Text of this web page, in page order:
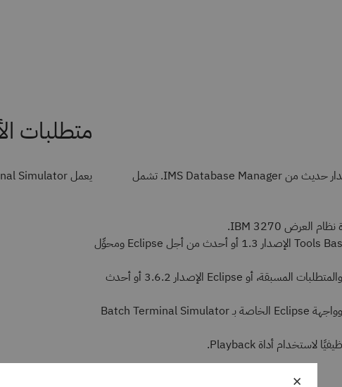
يتطلب IMS Batch Terminal Simulator وجود إصدار حديث من IMS Database Manager. تشمل
Tools Base Distributed Access Infrastructure z/OS الإصدار 1.3 أو أحدث من أجل Eclipse ومحوِّل
Rational Developer for z/OS الإصدار 8.0.1 والمتطلبات المسبقة، أو Eclipse الإصدار 3.6.2 أو أحدث
WebSphere® Application Server الإصدار 7 وواجهة Eclipse الخاصة بـ Batch Terminal Simulator
متطلبات
يعمل IMS Batch Terminal Simulator على أي تكوين أجهزة يدعم الإصدارات المطلوبة من IMS.
×